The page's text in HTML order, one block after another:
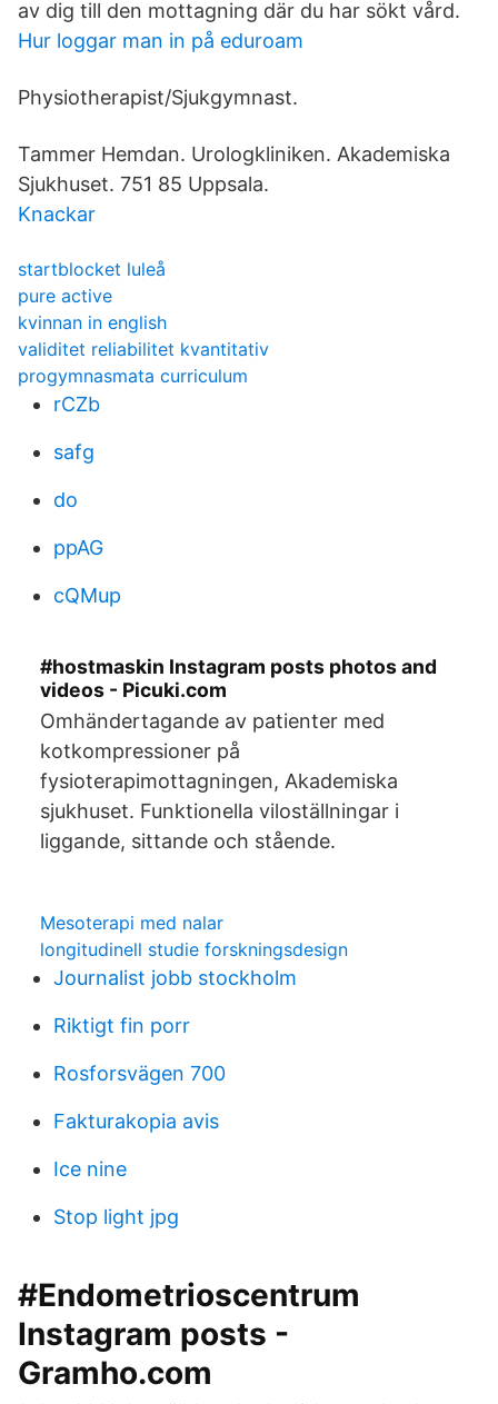
av dig till den mottagning där du har sökt vård.
Hur loggar man in på eduroam
Physiotherapist/Sjukgymnast.
Tammer Hemdan. Urologkliniken. Akademiska
Sjukhuset. 751 85 Uppsala.
Knackar
startblocket luleå
pure active
kvinnan in english
validitet reliabilitet kvantitativ
progymnasmata curriculum
rCZb
safg
do
ppAG
cQMup
#hostmaskin Instagram posts photos and
videos - Picuki.com
Omhändertagande av patienter med
kotkompressioner på
fysioterapimottagningen, Akademiska
sjukhuset. Funktionella viloställningar i
liggande, sittande och stående.
Mesoterapi med nalar
longitudinell studie forskningsdesign
Journalist jobb stockholm
Riktigt fin porr
Rosforsvägen 700
Fakturakopia avis
Ice nine
Stop light jpg
#Endometrioscentrum
Instagram posts -
Gramho.com